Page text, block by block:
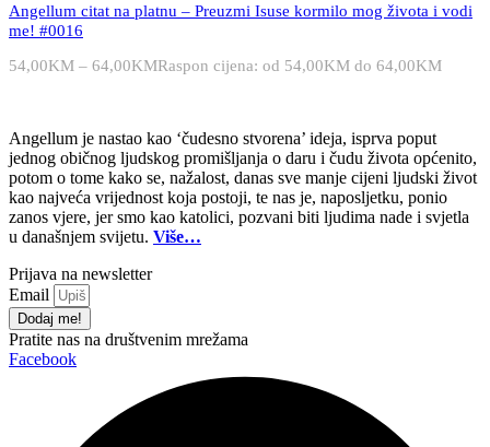
Angellum citat na platnu – Preuzmi Isuse kormilo mog života i vodi
me! #0016
54,00KM – 64,00KMRaspon cijena: od 54,00KM do 64,00KM
Angellum je nastao kao ‘čudesno stvorena’ ideja, isprva poput
jednog običnog ljudskog promišljanja o daru i čudu života općenito,
potom o tome kako se, nažalost, danas sve manje cijeni ljudski život
kao najveća vrijednost koja postoji, te nas je, naposljetku, ponio
zanos vjere, jer smo kao katolici, pozvani biti ljudima nade i svjetla
u današnjem svijetu. Više…
Prijava na newsletter
Email
Dodaj me!
Pratite nas na društvenim mrežama
Facebook